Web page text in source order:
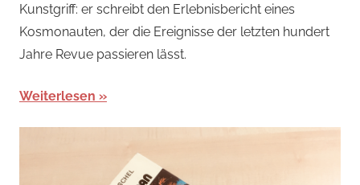
Kunstgriff: er schreibt den Erlebnisbericht eines
Kosmonauten, der die Ereignisse der letzten hundert
Jahre Revue passieren lässt.
Weiterlesen